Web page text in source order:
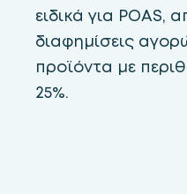
ειδικά για POAS,
διαφημίσεις
προϊόντα με
25%.